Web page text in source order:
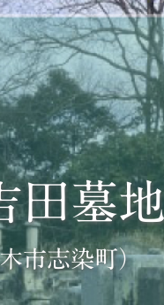
田墓地
市志染町）